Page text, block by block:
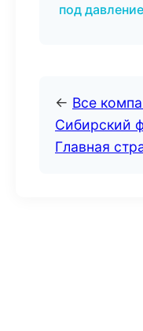
под
← Все
Сибирский
Главная